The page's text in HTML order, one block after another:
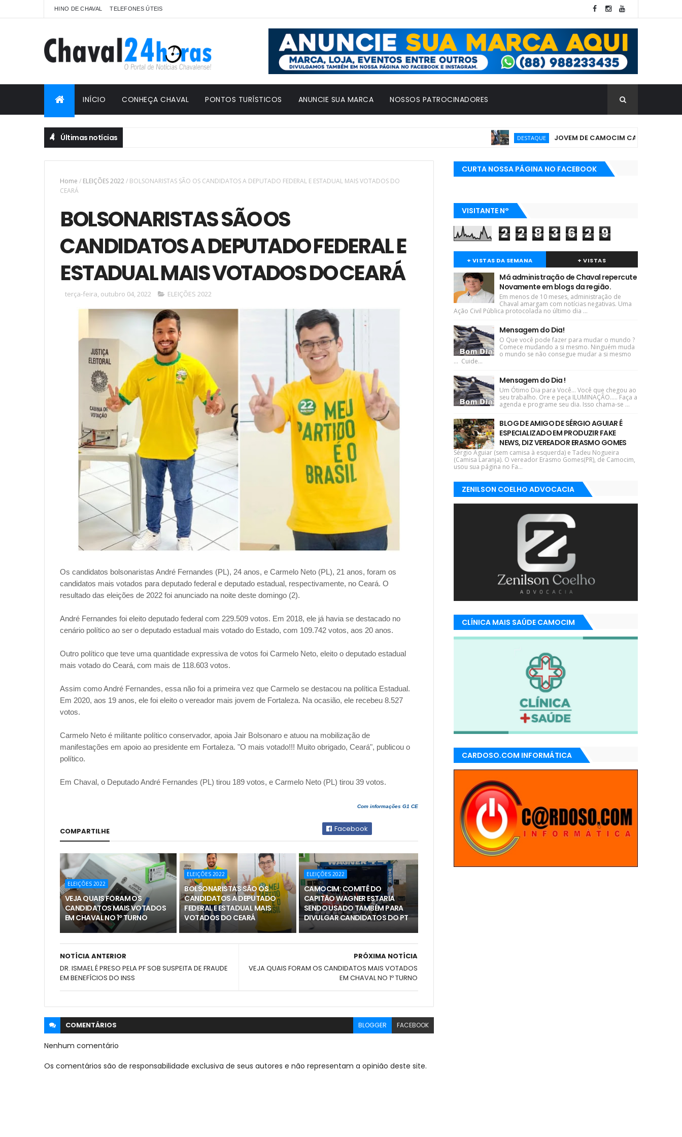
HINO DE CHAVAL TELEFONES ÚTEIS
INÍCIO CONHEÇA CHAVAL PONTOS TURÍSTICOS ANUNCIE SUA MARCA NOSSOS PATROCINADORES
Últimas notícias DESTAQUE JOVEM DE CAMOCIM CATIVA PÚBLICO
Home / ELEIÇÕES 2022/ BOLSONARISTAS SÃO OS CANDIDATOS A DEPUTADO FEDERAL E ESTADUAL MAIS VOTADOS DO
CEARÁ
BOLSONARISTAS SÃO OS
CANDIDATOS A DEPUTADO FEDERAL E
ESTADUAL MAIS VOTADOS DO CEARÁ
terça-feira, outubro 04, 2022 ELEIÇÕES 2022
Os candidatos bolsonaristas André Fernandes (PL), 24 anos, e Carmelo Neto (PL), 21 anos, foram os
candidatos mais votados para deputado federal e deputado estadual, respectivamente, no Ceará. O
resultado das eleições de 2022 foi anunciado na noite deste domingo (2).
André Fernandes foi eleito deputado federal com 229.509 votos. Em 2018, ele já havia se destacado no
cenário político ao ser o deputado estadual mais votado do Estado, com 109.742 votos, aos 20 anos.
Outro político que teve uma quantidade expressiva de votos foi Carmelo Neto, eleito o deputado estadual
mais votado do Ceará, com mais de 118.603 votos.
Assim como André Fernandes, essa não foi a primeira vez que Carmelo se destacou na política Estadual.
Em 2020, aos 19 anos, ele foi eleito o vereador mais jovem de Fortaleza. Na ocasião, ele recebeu 8.527
votos.
Carmelo Neto é militante político conservador, apoia Jair Bolsonaro e atuou na mobilização de
manifestações em apoio ao presidente em Fortaleza. "O mais votado!!! Muito obrigado, Ceará", publicou o
político.
Em Chaval, o Deputado André Fernandes (PL) tirou 189 votos, e Carmelo Neto (PL) tirou 39 votos.
Com informações G1 CE
COMPARTILHE Facebook
ELEIÇÕES 2022
VEJA QUAIS FORAM OS
CANDIDATOS MAIS VOTADOS
EM CHAVAL NO 1º TURNO
ELEIÇÕES 2022
BOLSONARISTAS SÃO OS
CANDIDATOS A DEPUTADO
FEDERAL E ESTADUAL MAIS
VOTADOS DO CEARÁ
ELEIÇÕES 2022
CAMOCIM: COMITÊ DO
CAPITÃO WAGNER ESTARIA
SENDO USADO TAMBÉM PARA
DIVULGAR CANDIDATOS DO PT
PRÓXIMA NOTÍCIA
VEJA QUAIS FORAM OS CANDIDATOS MAIS VOTADOS
EM CHAVAL NO 1º TURNO
NOTÍCIA ANTERIOR
DR. ISMAEL É PRESO PELA PF SOB SUSPEITA DE FRAUDE
EM BENEFÍCIOS DO INSS
COMENTÁRIOS BLOGGER FACEBOOK
Nenhum comentário
Os comentários são de responsabilidade exclusiva de seus autores e não representam a opinião deste site.
CURTA NOSSA PÁGINA NO FACEBOOK
VISITANTE N°
2 2 8 3 6 2 9
+ VISTAS DA SEMANA + VISTAS
Má administração de Chaval repercute
Novamente em blogs da região.
Em menos de 10 meses, administração de
Chaval amargam com notícias negativas. Uma
Ação Civil Pública protocolada no último dia ...
Mensagem do Dia!
O Que você pode fazer para mudar o mundo ?
Comece mudando a si mesmo. Ninguém muda
o mundo se não consegue mudar a si mesmo
... Cuide...
Mensagem do Dia !
Um Ótimo Dia para Você... Você que chegou ao
seu trabalho. Ore e peça ILUMINAÇÃO..... Faça a
agenda e programe seu dia. Isso chama-se ...
BLOG DE AMIGO DE SÉRGIO AGUIAR É
ESPECIALIZADO EM PRODUZIR FAKE
NEWS, DIZ VEREADOR ERASMO GOMES
Sérgio Aguiar (sem camisa à esquerda) e Tadeu Nogueira
(Camisa Laranja). O vereador Erasmo Gomes(PR), de Camocim,
usou sua página no Fa...
ZENILSON COELHO ADVOCACIA
CLÍNICA MAIS SAÚDE CAMOCIM
CARDOSO.COM INFORMÁTICA